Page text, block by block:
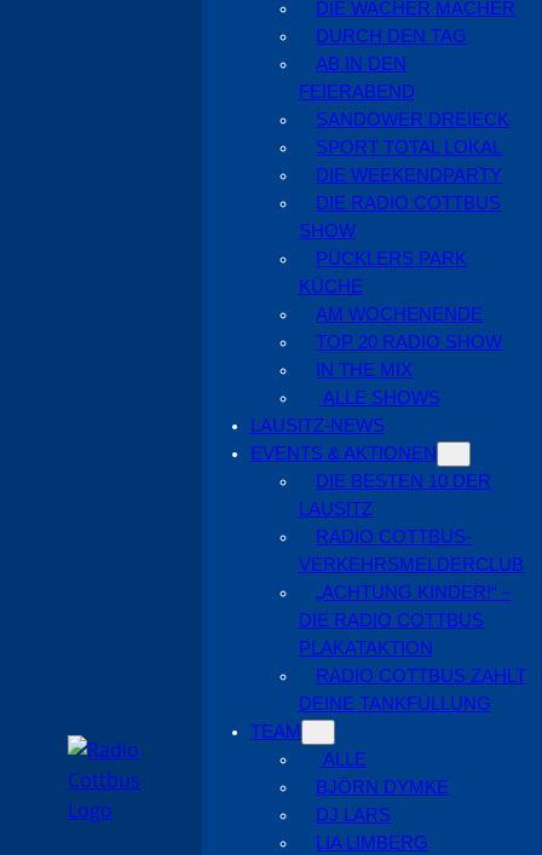
DIE WACHER MACHER
DURCH DEN TAG
AB IN DEN
FEIERABEND
SANDOWER DREIECK
SPORT TOTAL LOKAL
DIE WEEKENDPARTY
DIE RADIO COTTBUS
SHOW
PÜCKLERS PARK
KÜCHE
AM WOCHENENDE
TOP 20 RADIO SHOW
IN THE MIX
ALLE SHOWS
LAUSITZ-NEWS
EVENTS & AKTIONEN
DIE BESTEN 10 DER
LAUSITZ
RADIO COTTBUS-
VERKEHRSMELDERCLUB
„ACHTUNG KINDER!“ –
DIE RADIO COTTBUS
PLAKATAKTION
RADIO COTTBUS ZAHLT
DEINE TANKFÜLLUNG
TEAM
ALLE
BJÖRN DYMKE
DJ LARS
LIA LIMBERG